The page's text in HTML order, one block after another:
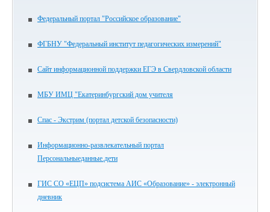
Федеральный портал "Российское образование"
ФГБНУ "Федеральный институт педагогических измерений"
Сайт информационной поддержки ЕГЭ в Свердловской области
МБУ ИМЦ "Екатеринбургский дом учителя
Спас - Экстрим (портал детской безопасности)
Информационно-развлекательный портал
Персональныеданные.дети
ГИС СО «ЕЦП» подсистема АИС «Образование» - электронный
дневник